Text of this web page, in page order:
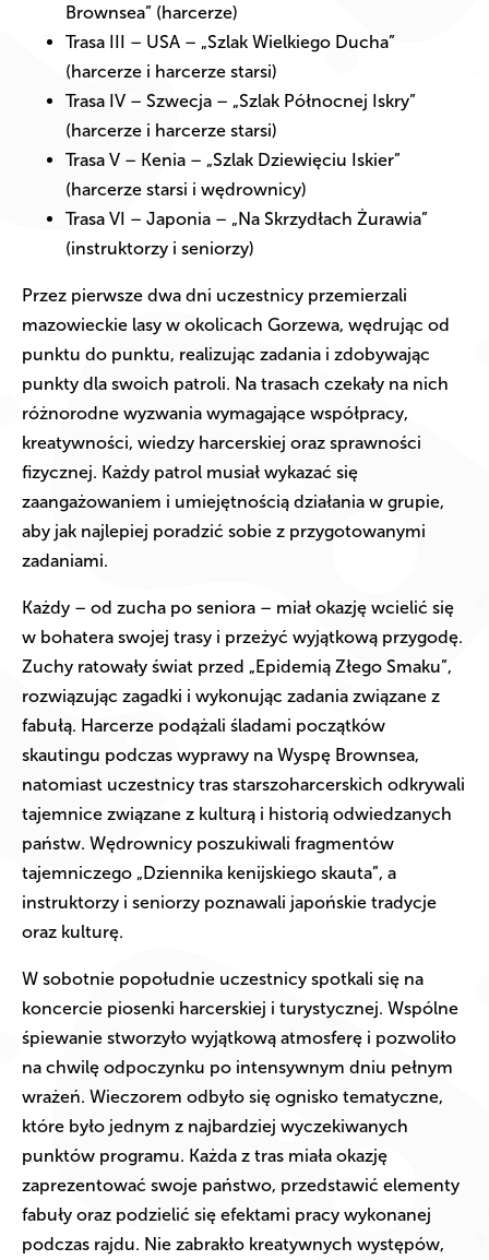
Brownsea” (harcerze)
Trasa III – USA – „Szlak Wielkiego Ducha”
(harcerze i harcerze starsi)
Trasa IV – Szwecja – „Szlak Północnej Iskry”
(harcerze i harcerze starsi)
Trasa V – Kenia – „Szlak Dziewięciu Iskier”
(harcerze starsi i wędrownicy)
Trasa VI – Japonia – „Na Skrzydłach Żurawia”
(instruktorzy i seniorzy)
Przez pierwsze dwa dni uczestnicy przemierzali
mazowieckie lasy w okolicach Gorzewa, wędrując od
punktu do punktu, realizując zadania i zdobywając
punkty dla swoich patroli. Na trasach czekały na nich
różnorodne wyzwania wymagające współpracy,
kreatywności, wiedzy harcerskiej oraz sprawności
fizycznej. Każdy patrol musiał wykazać się
zaangażowaniem i umiejętnością działania w grupie,
aby jak najlepiej poradzić sobie z przygotowanymi
zadaniami.
Każdy – od zucha po seniora – miał okazję wcielić się
w bohatera swojej trasy i przeżyć wyjątkową przygodę.
Zuchy ratowały świat przed „Epidemią Złego Smaku”,
rozwiązując zagadki i wykonując zadania związane z
fabułą. Harcerze podążali śladami początków
skautingu podczas wyprawy na Wyspę Brownsea,
natomiast uczestnicy tras starszoharcerskich odkrywali
tajemnice związane z kulturą i historią odwiedzanych
państw. Wędrownicy poszukiwali fragmentów
tajemniczego „Dziennika kenijskiego skauta”, a
instruktorzy i seniorzy poznawali japońskie tradycje
oraz kulturę.
W sobotnie popołudnie uczestnicy spotkali się na
koncercie piosenki harcerskiej i turystycznej. Wspólne
śpiewanie stworzyło wyjątkową atmosferę i pozwoliło
na chwilę odpoczynku po intensywnym dniu pełnym
wrażeń. Wieczorem odbyło się ognisko tematyczne,
które było jednym z najbardziej wyczekiwanych
punktów programu. Każda z tras miała okazję
zaprezentować swoje państwo, przedstawić elementy
fabuły oraz podzielić się efektami pracy wykonanej
podczas rajdu. Nie zabrakło kreatywnych występów,